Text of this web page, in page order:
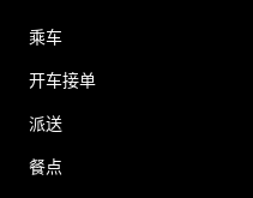
乘车
开车接单
派送
餐点